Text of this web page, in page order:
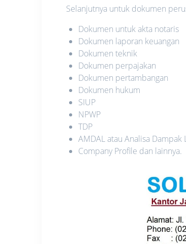
Selanjutnya untuk dokumen
Dokumen untuk akta notaris
Dokumen laporan keuangan
Dokumen teknik
Dokumen perpajakan
Dokumen pertambangan
Dokumen hukum
SIUP
NPWP
TDP
AMDAL atau Analisa
Company Profile dan lainnya.